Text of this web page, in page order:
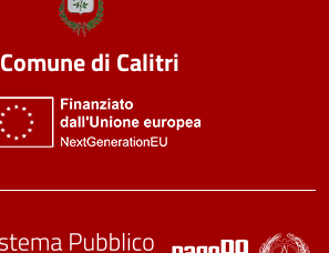
Comune di Calitri